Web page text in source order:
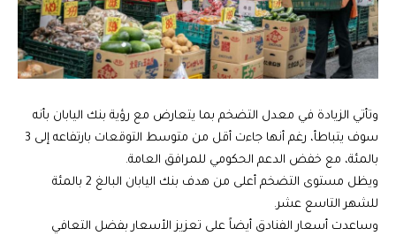
وتأتي الزيادة في معدل التضخم بما يتعارض مع رؤية بنك اليابان بأنه
سوف يتباطأ، رغم أنها جاءت أقل من متوسط التوقعات بارتفاعه إلى 3
بالمئة، مع خفض الدعم الحكومي للمرافق العامة.
ويظل مستوى التضخم أعلى من هدف بنك اليابان البالغ 2 بالمئة
للشهر التاسع عشر.
وساعدت أسعار الفنادق أيضاً على تعزيز الأسعار بفضل التعافي